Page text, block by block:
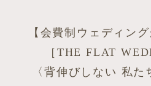
【会費制ウェディン
［THE FLAT
〈背伸びしない 私た